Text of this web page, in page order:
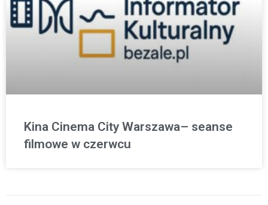
Kina Cinema City Warszawa– seanse
filmowe w czerwcu